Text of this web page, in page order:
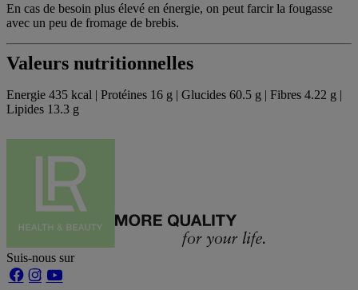
En cas de besoin plus élevé en énergie, on peut farcir la fougasse
avec un peu de fromage de brebis.
Valeurs nutritionnelles
Energie 435 kcal | Protéines 16 g | Glucides 60.5 g | Fibres 4.22 g |
Lipides 13.3 g
Suis-nous sur